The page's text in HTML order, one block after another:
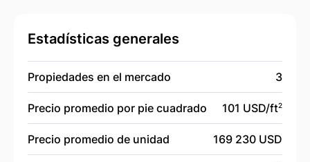
Estadísticas generales
Propiedades en el mercado 3
Precio promedio por pie cuadrado 101 USD/ft2
Precio promedio de unidad 169 230 USD